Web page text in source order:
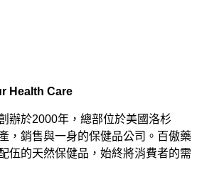
Health Care
辦於2000年，總部位於美國洛杉
，銷售與一身的保健品公司。百傲藥
伍的天然保健品，始終將消費者的需